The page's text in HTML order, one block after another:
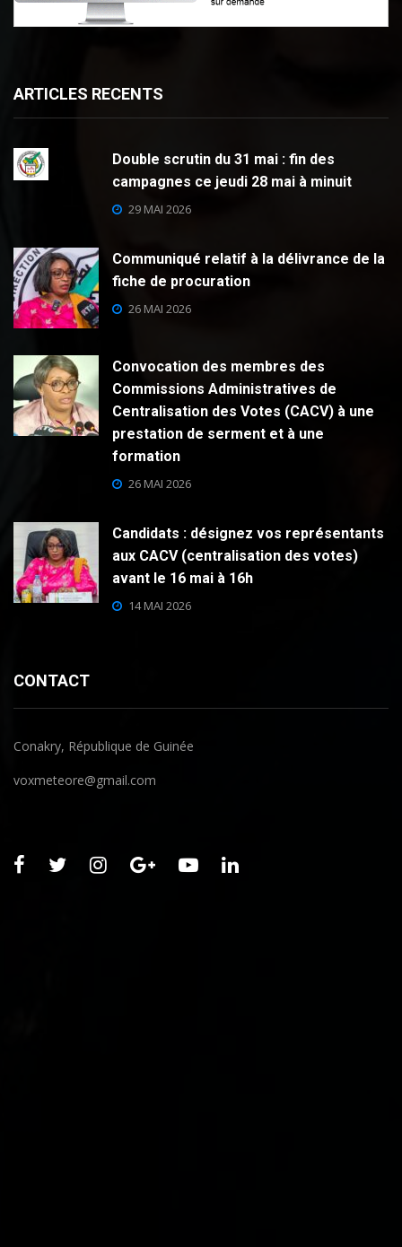
ARTICLES RECENTS
Double scrutin du 31 mai : fin des
campagnes ce jeudi 28 mai à minuit
29 MAI 2026
Communiqué relatif à la délivrance de la
fiche de procuration
26 MAI 2026
Convocation des membres des
Commissions Administratives de
Centralisation des Votes (CACV) à une
prestation de serment et à une
formation
26 MAI 2026
Candidats : désignez vos représentants
aux CACV (centralisation des votes)
avant le 16 mai à 16h
14 MAI 2026
CONTACT
Conakry, République de Guinée
voxmeteore@gmail.com